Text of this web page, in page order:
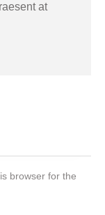
at
browser for the